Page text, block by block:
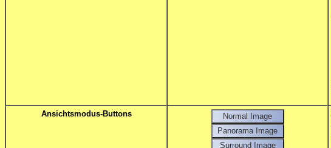
Ansichtsmodus-Buttons